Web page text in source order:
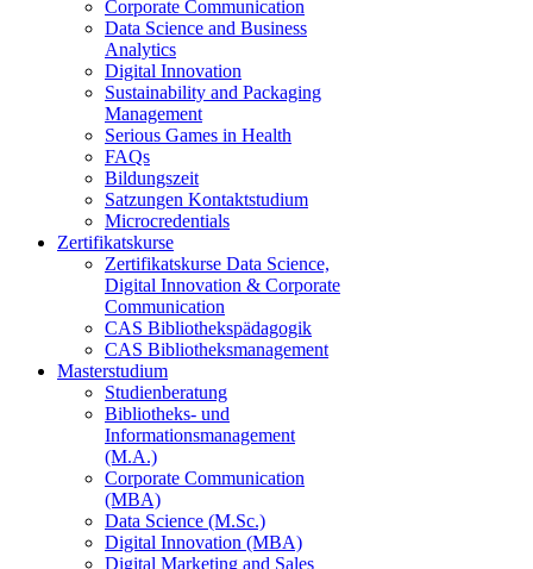
Corporate Communication
Data Science and Business
Analytics
Digital Innovation
Sustainability and Packaging
Management
Serious Games in Health
FAQs
Bildungszeit
Satzungen Kontaktstudium
Microcredentials
Zertifikatskurse
Zertifikatskurse Data Science,
Digital Innovation & Corporate
Communication
CAS Bibliothekspädagogik
CAS Bibliotheksmanagement
Masterstudium
Studienberatung
Bibliotheks- und
Informationsmanagement
(M.A.)
Corporate Communication
(MBA)
Data Science (M.Sc.)
Digital Innovation (MBA)
Digital Marketing and Sales